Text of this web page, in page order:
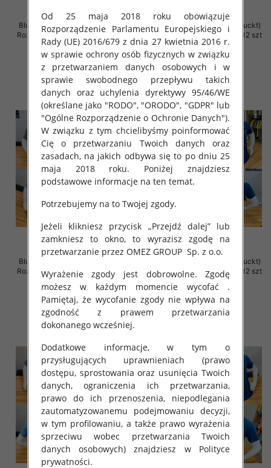
Bluzka męska (Turecki produckt)
Roz M-2XL. 1 Kolor Paczka 12 szt
39.00 zł
szczegóły
Bluzka męska (Turecki produckt)
Roz M-2XL. 1 Kolor Paczka 12 szt
39.00 zł
szczegóły
Bluzka męska (Turecki produckt)
Roz M-2XL. 1 Kolor Paczka 12 szt
39.00 zł
szczegóły
Bluzka męska (Turecki produckt)
Roz M-2XL. 1 Kolor Paczka 12 szt
39.00 zł
szczegóły
Od 25 maja 2018 roku obowiązuje
Rozporządzenie Parlamentu Europejskiego i
Rady (UE) 2016/679 z dnia 27 kwietnia 2016 r.
w sprawie ochrony osób fizycznych w związku
z przetwarzaniem danych osobowych i w
sprawie swobodnego przepływu takich
danych oraz uchylenia dyrektywy 95/46/WE
(określane jako "RODO", "ORODO", "GDPR" lub
"Ogólne Rozporządzenie o Ochronie Danych").
W związku z tym chcielibyśmy poinformować
Cię o przetwarzaniu Twoich danych oraz
zasadach, na jakich odbywa się to po dniu 25
maja 2018 roku. Poniżej znajdziesz
podstawowe informacje na ten temat.
Potrzebujemy na to Twojej zgody.
Jeżeli klikniesz przycisk „Przejdź dalej” lub
zamkniesz to okno, to wyrazisz zgodę na
przetwarzanie przez OMEZ GROUP Sp. z o.o.
Wyrażenie zgody jest dobrowolne. Zgodę
możesz w każdym momencie wycofać .
Pamiętaj, że wycofanie zgody nie wpływa na
zgodność z prawem przetwarzania
dokonanego wcześniej.
Dodatkowe informacje, w tym o
przysługujących uprawnieniach (prawo
dostępu, sprostowania oraz usunięcia Twoich
danych, ograniczenia ich przetwarzania,
prawo do ich przenoszenia, niepodlegania
zautomatyzowanemu podejmowaniu decyzji,
w tym profilowaniu, a także prawo wyrażenia
sprzeciwu wobec przetwarzania Twoich
danych osobowych) znajdziesz w Polityce
prywatności.